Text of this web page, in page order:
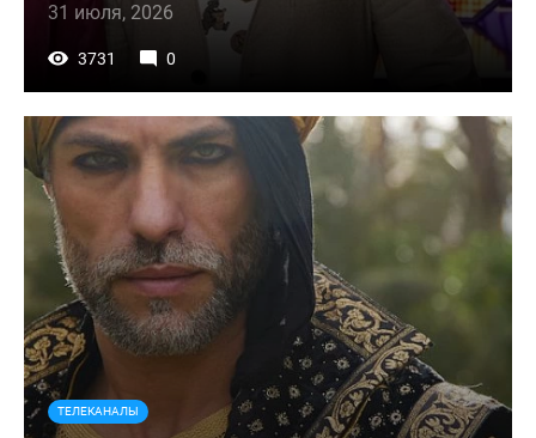
31 июля, 2026
3731 0
ТЕЛЕКАНАЛЫ